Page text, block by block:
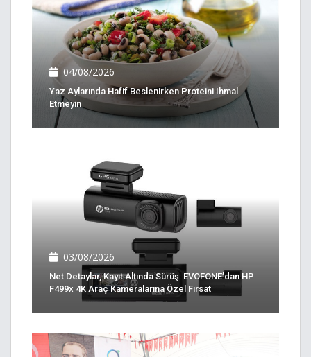
04/08/2026
Yaz Aylarında Hafif Beslenirken Proteini Ihmal
Etmeyin
03/08/2026
Net Detaylar, Kayıt Altında Sürüş: EVOFONE’dan HP
F499x 4K Araç Kameralarına Özel Fırsat